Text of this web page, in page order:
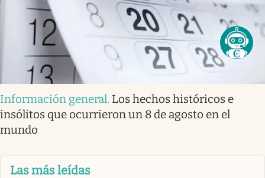
Información general. Los hechos históricos e
insólitos que ocurrieron un 8 de agosto en el
mundo
Las más leídas